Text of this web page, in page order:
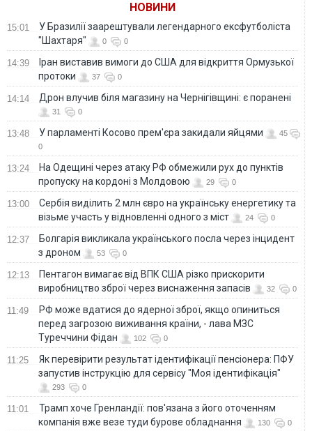
НОВИНИ
15:01
У Бразилії заарештували легендарного ексфутболіста
"Шахтаря"
0 0
14:39
Іран виставив вимоги до США для відкриття Ормузької
протоки
37 0
14:14 Дрон влучив біля магазину на Чернігівщині: є поранені
31 0
13:48 У парламенті Косово прем'єра закидали яйцями
45
0
13:24
На Одещині через атаку РФ обмежили рух до пунктів
пропуску на кордоні з Молдовою
29 0
13:00
Сербія виділить 2 млн євро на українську енергетику та
візьме участь у відновленні одного з міст
24 0
12:37
Болгарія викликала українського посла через інцидент
з дроном
53 0
12:13
Пентагон вимагає від ВПК США різко прискорити
виробництво зброї через виснаження запасів
32 0
11:49
РФ може вдатися до ядерної зброї, якщо опиниться
перед загрозою виживання країни, - лава МЗС
Туреччини Фідан
102 0
11:25
Як перевірити результат ідентифікації пенсіонера: ПФУ
запустив інструкцію для сервісу "Моя ідентифікація"
293 0
11:01
Трамп хоче Гренландії: пов'язана з його оточенням
компанія вже везе туди бурове обладнання
130 0